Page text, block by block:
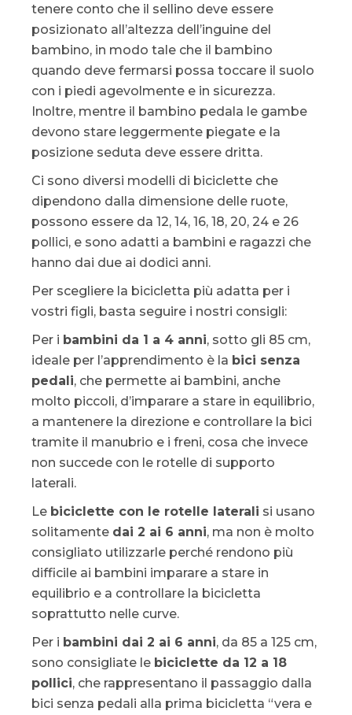
tenere conto che il sellino deve essere
posizionato all’altezza dell’inguine del
bambino, in modo tale che il bambino
quando deve fermarsi possa toccare il suolo
con i piedi agevolmente e in sicurezza.
Inoltre, mentre il bambino pedala le gambe
devono stare leggermente piegate e la
posizione seduta deve essere dritta.
Ci sono diversi modelli di biciclette che
dipendono dalla dimensione delle ruote,
possono essere da 12, 14, 16, 18, 20, 24 e 26
pollici, e sono adatti a bambini e ragazzi che
hanno dai due ai dodici anni.
Per scegliere la bicicletta più adatta per i
vostri figli, basta seguire i nostri consigli:
Per i bambini da 1 a 4 anni, sotto gli 85 cm,
ideale per l’apprendimento è la bici senza
pedali, che permette ai bambini, anche
molto piccoli, d’imparare a stare in equilibrio,
a mantenere la direzione e controllare la bici
tramite il manubrio e i freni, cosa che invece
non succede con le rotelle di supporto
laterali.
Le biciclette con le rotelle laterali si usano
solitamente dai 2 ai 6 anni, ma non è molto
consigliato utilizzarle perché rendono più
difficile ai bambini imparare a stare in
equilibrio e a controllare la bicicletta
soprattutto nelle curve.
Per i bambini dai 2 ai 6 anni, da 85 a 125 cm,
sono consigliate le biciclette da 12 a 18
pollici, che rappresentano il passaggio dalla
bici senza pedali alla prima bicicletta “vera e